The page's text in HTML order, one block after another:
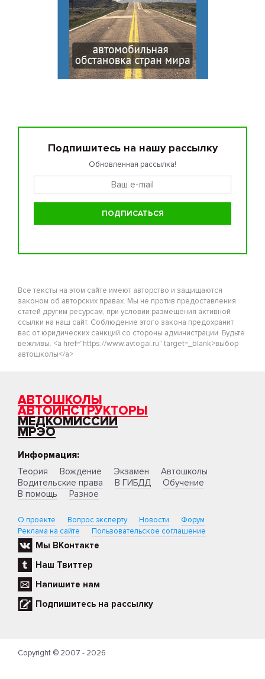
Подпишитесь на нашу рассылку
Обновленная рассылка!
Все тексты на этом сайте имеют авторство и защищаются
законом об авторских правах. Мы не против предоставления
статей другим ресурсам, при условии размещения активной
ссылки на наш сайт. Соблюдение этого закона предохранит
вас от юридических санкций со стороны администрации. Будьте
вежливы. <a href="https://www.avtogai.ru" target=_blank>выбор
автошколы</a>
АВТОШКОЛЫ
АВТОИНСТРУКТОРЫ
МЕДКОМИССИИ
МРЭО
Информация:
Теория
Вождение Экзамен
Автошколы
Водительские права
В ГИБДД
Обучение
В помощь
Разное
О проекте Вопрос эксперту Новости
Форум
Реклама на сайте
Пользовательское соглашение
Мы ВКонтакте
Наш Твиттер
Напишите нам
Подпишитесь на рассылку
Copyright © 2007 - 2026